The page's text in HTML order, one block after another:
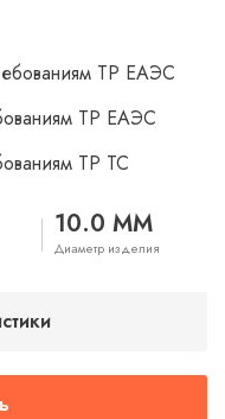
ТР ЕАЭС
ТР ЕАЭС
ТР ТС
10.0 ММ
Диаметр изделия